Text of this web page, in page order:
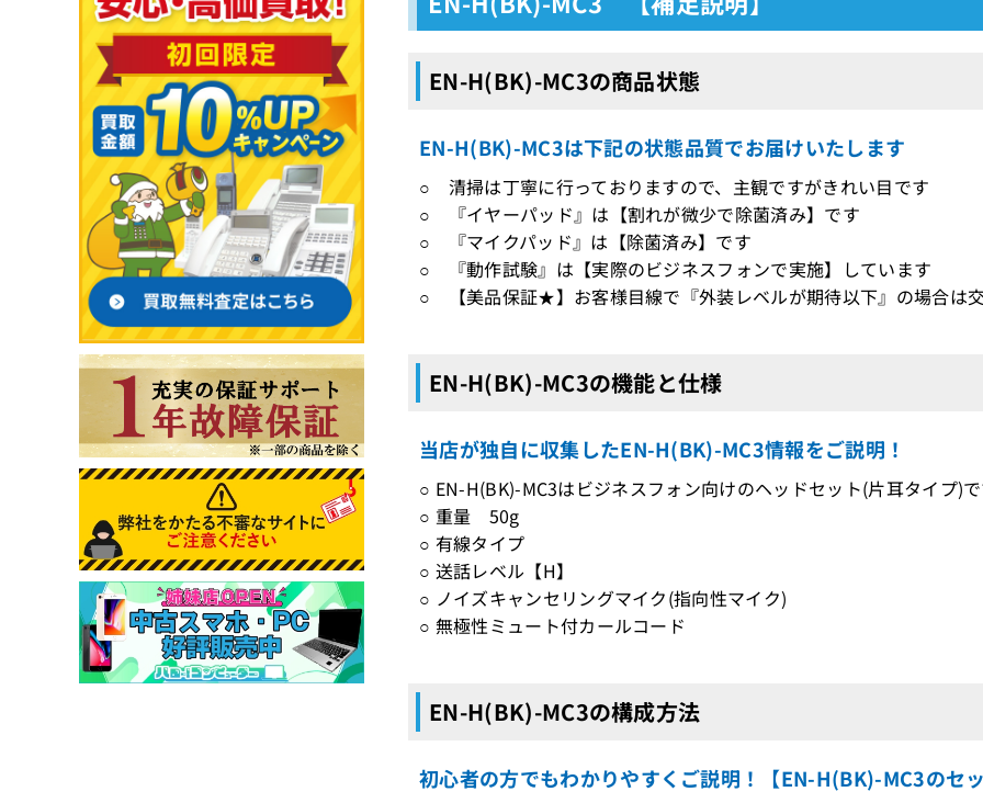
EN-H(BK)-MC3の商品状態
EN-H(BK)-MC3は下記の状態品質でお届けいたします
○ 清掃は丁寧に行っておりますので、主観ですがきれい目です
○ 『イヤーパッド』は【割れが微少で除菌済み】です
○ 『マイクパッド』は【除菌済み】です
○ 『動作試験』は【実際のビジネスフォンで実施】しています
○ 【美品保証★】お客様目線で『外装レベルが期待以下』の場合は交
EN-H(BK)-MC3の機能と仕様
当店が独自に収集したEN-H(BK)-MC3情報をご説明！
○ EN-H(BK)-MC3はビジネスフォン向けのヘッドセット(片耳タイプ)
○ 重量 50g
○ 有線タイプ
○ 送話レベル【H】
○ ノイズキャンセリングマイク(指向性マイク)
○ 無極性ミュート付カールコード
EN-H(BK)-MC3の構成方法
初心者の方でもわかりやすくご説明！【EN-H(BK)-MC3のセッ